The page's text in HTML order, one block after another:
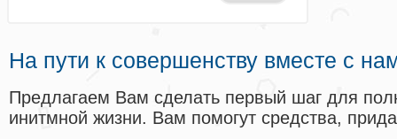
На пути к совершенству вместе с
Предлагаем Вам сделать первый шаг для
инитмной жизни. Вам помогут средства,